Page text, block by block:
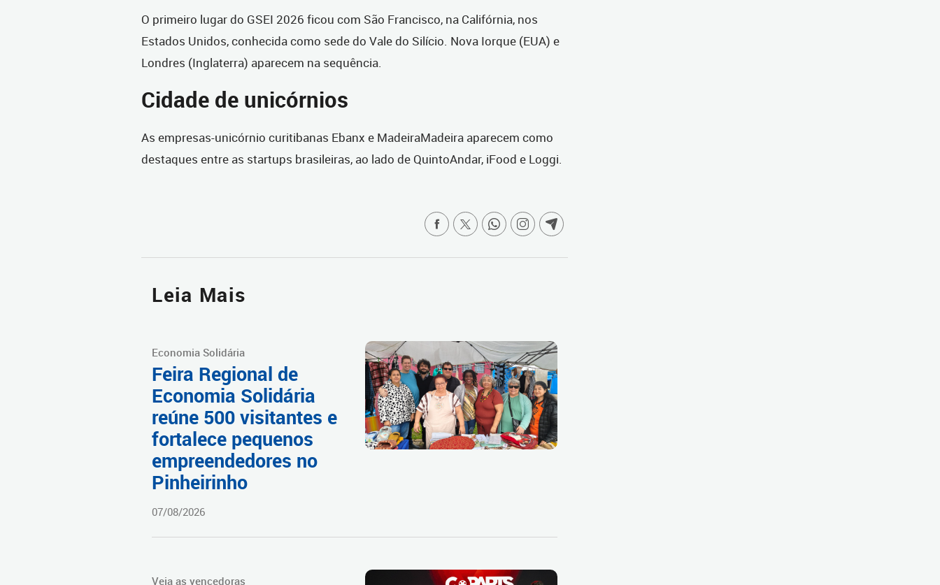
O primeiro lugar do GSEI 2026 ficou com São Francisco, na Califórnia, nos
Estados Unidos, conhecida como sede do Vale do Silício. Nova Iorque (EUA) e
Londres (Inglaterra) aparecem na sequência.
Cidade de unicórnios
As empresas-unicórnio curitibanas Ebanx e MadeiraMadeira aparecem como
destaques entre as startups brasileiras, ao lado de QuintoAndar, iFood e Loggi.
Leia Mais
Economia Solidária
Feira Regional de
Economia Solidária
reúne 500 visitantes e
fortalece pequenos
empreendedores no
Pinheirinho
07/08/2026
Veja as vencedoras